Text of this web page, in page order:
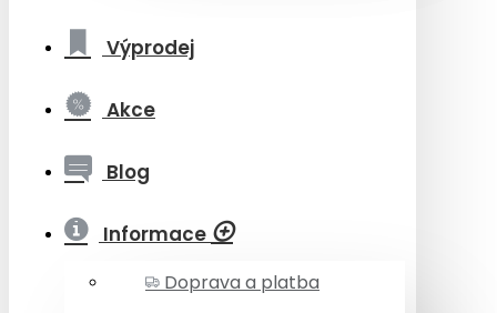
Výprodej
Akce
Blog
Informace
Doprava a platba